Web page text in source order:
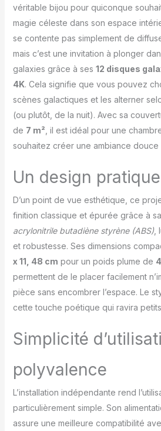
Mountain
de
disques
réalistes
un
l'univers.
ciel
petit.
minuterie
un
flexible
vous
entre le
pièce, le
que vous
options
d'arrêt
s'éteindra
votre
de votre
le
véritable bijou pour quiconque
magie céleste dans son espace
se contente pas simplement de
mais c’est une invitation à plonger
galaxies grâce à ses 12 disques
4K. Cela signifie que vous pouvez
scènes galactiques et les alterner
(ou plutôt, de la nuit). Avec sa
de 7 m² , il est idéal pour une
souhaitez créer une ambiance douce
Un design
D’un point de vue esthétique, ce
finition classique et épurée grâce à
acrylonitrile butadiène styrène (ABS),
et robustesse. Ses dimensions
x 11, 48 cm pour un poids plume de
permettent de le placer facilement
pièce sans encombrer l’espace. Le
cette touche poétique qui ravira
Simplicité
polyvalence
L’installation indépendante rend
particulièrement simple. Son
assure une meilleure compatibilité